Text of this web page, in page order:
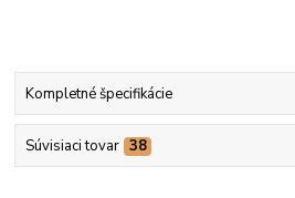
Kompletné špecifikácie
Súvisiaci tovar 38